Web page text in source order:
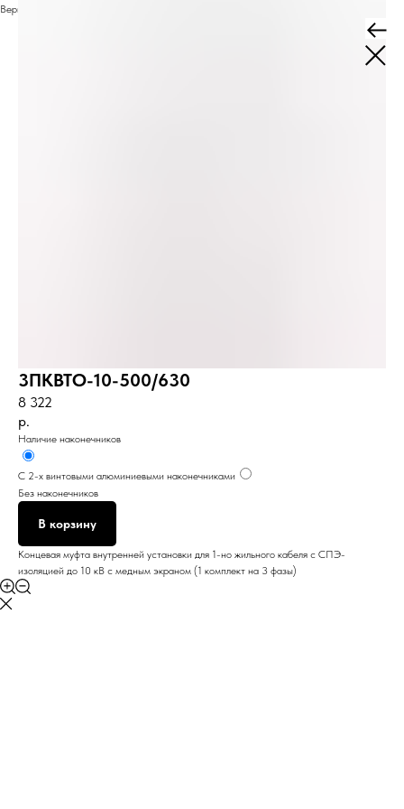
Вернуться к списку товаров
3ПКВТО-10-500/630
8 322
р.
Наличие наконечников
С 2-х винтовыми алюминиевыми наконечниками
Без наконечников
В корзину
Концевая муфта внутренней установки для 1-но жильного кабеля с СПЭ-
изоляцией до 10 кВ с медным экраном (1 комплект на 3 фазы)